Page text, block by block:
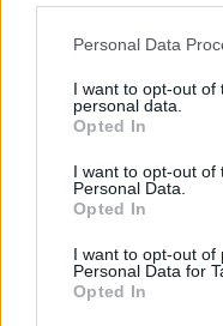
Personal Data
I want to opt-out of
personal data.
Opted In
I want to opt-out of
Personal Data.
Opted In
I want to opt-out of
Personal Data for
Opted In
Χειροπέδες σε
– Συγκέντρωνε